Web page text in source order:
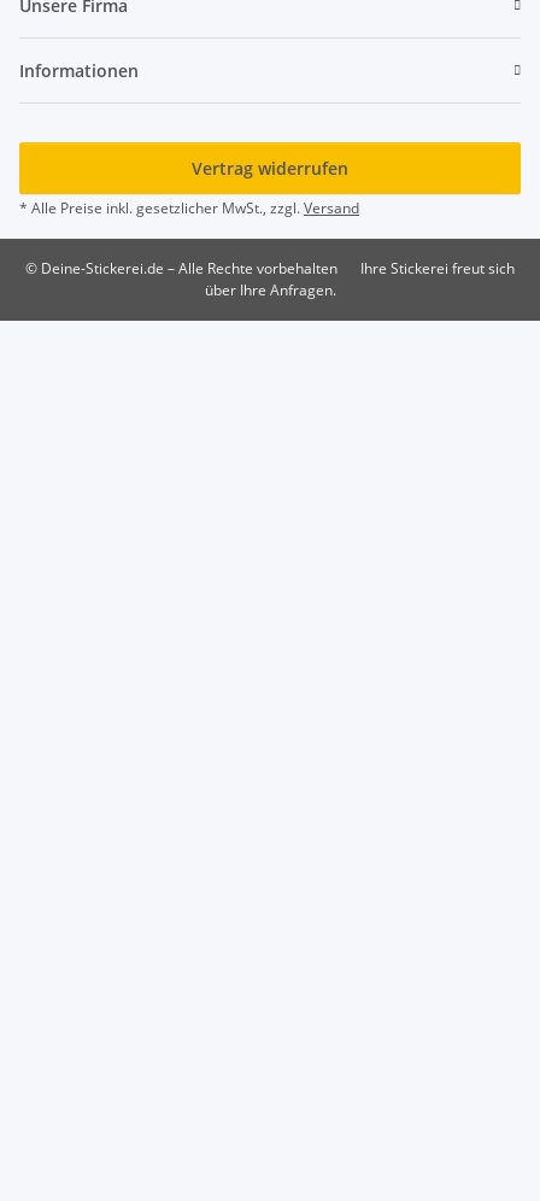
Unsere Firma
Informationen
Vertrag widerrufen
* Alle Preise inkl. gesetzlicher MwSt., zzgl.Versand
© Deine-Stickerei.de – Alle Rechte vorbehalten
Ihre Stickerei freut sich
über Ihre Anfragen.